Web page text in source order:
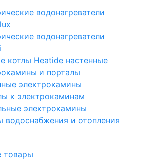
водонагреватели
водонагреватели
котлы Heatide настенные
и порталы
электрокамины
к электрокаминам
электрокамины
водоснабжения и отопления
товары